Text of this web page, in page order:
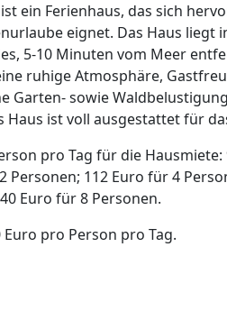
ist ein Ferienhaus, das sich
eignet. Das Haus liegt
5-10 Minuten vom Meer
ruhige Atmosphäre,
Garten- sowie
Haus ist voll ausgestattet für
pro Tag für die
Personen; 112 Euro für 4
Euro für 8 Personen.
Euro pro Person pro Tag.